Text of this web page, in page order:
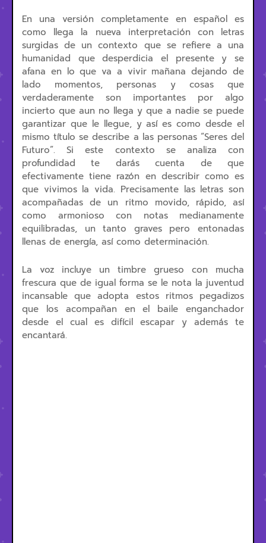
En una versión completamente en español es
como llega la nueva interpretación con letras
surgidas de un contexto que se refiere a una
humanidad que desperdicia el presente y se
afana en lo que va a vivir mañana dejando de
lado momentos, personas y cosas que
verdaderamente son importantes por algo
incierto que aun no llega y que a nadie se puede
garantizar que le llegue, y así es como desde el
mismo título se describe a las personas “Seres del
Futuro”. Si este contexto se analiza con
profundidad te darás cuenta de que
efectivamente tiene razón en describir como es
que vivimos la vida. Precisamente las letras son
acompañadas de un ritmo movido, rápido, así
como armonioso con notas medianamente
equilibradas, un tanto graves pero entonadas
llenas de energía, así como determinación.
La voz incluye un timbre grueso con mucha
frescura que de igual forma se le nota la juventud
incansable que adopta estos ritmos pegadizos
que los acompañan en el baile enganchador
desde el cual es difícil escapar y además te
encantará.